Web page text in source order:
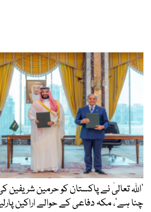
’اللہ تعالیٰ نے پاکستان کو حرمین
چنا ہے‘، مکہ دفاعی کے حوالے اراکین